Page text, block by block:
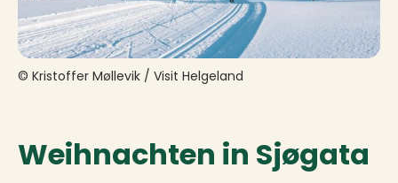
© Kristoffer Møllevik / Visit Helgeland
Weihnachten in Sjøgata